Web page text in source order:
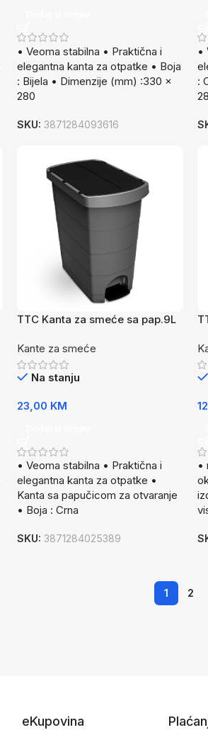
• Veoma stabilna • Praktična i
elegantna kanta za otpatke • Boja
: Bijela • Dimenzije (mm) :330 x
280
SKU: 3871284093616
•
:
TTC Kanta za smeće sa pap.9L
Kante za smeće
Na stanju
23,00 KM
• Veoma stabilna • Praktična i
elegantna kanta za otpatke •
Kanta sa papučicom za otvaranje
• Boja : Crna
SKU: 3871284025389
•
1 2
eKupovina